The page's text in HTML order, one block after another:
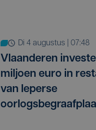
di 4 augustus | 07:48
Vlaanderen
miljoen euro in
van Ieperse